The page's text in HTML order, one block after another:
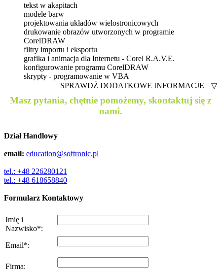
tekst w akapitach
modele barw
projektowania układów wielostronicowych
drukowanie obrazów utworzonych w programie
CorelDRAW
filtry importu i eksportu
grafika i animacja dla Internetu - Corel R.A.V.E.
konfigurowanie programu CorelDRAW
skrypty - programowanie w VBA
SPRAWDŹ DODATKOWE INFORMACJE
▽
Masz pytania, chętnie pomożemy, skontaktuj się z
nami.
Dział Handlowy
email: education@softronic.pl
tel.: +48 226280121
tel.: +48 618658840
Formularz Kontaktowy
Imię i
Nazwisko*:
Email*:
Firma: